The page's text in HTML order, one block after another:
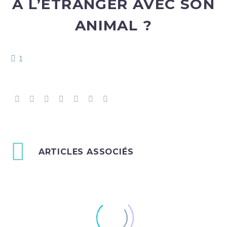
À L’ÉTRANGER AVEC SON
ANIMAL ?
1
ARTICLES ASSOCIÉS